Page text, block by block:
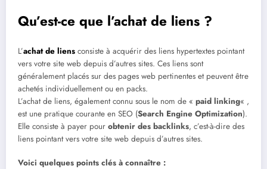
Qu’est-ce que l’achat de liens ?
L’achat de liens consiste à acquérir des liens hypertextes pointant
vers votre site web depuis d’autres sites. Ces liens sont
généralement placés sur des pages web pertinentes et peuvent être
achetés individuellement ou en packs.
L’achat de liens, également connu sous le nom de « paid linking« ,
est une pratique courante en SEO (Search Engine Optimization).
Elle consiste à payer pour obtenir des backlinks, c’est-à-dire des
liens pointant vers votre site web depuis d’autres sites.
Voici quelques points clés à connaître :